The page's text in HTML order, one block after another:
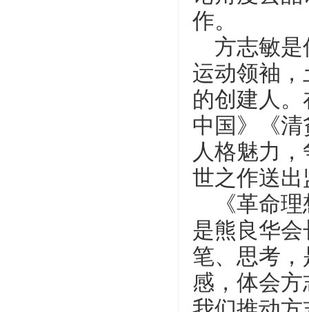
作。
方志敏
运动领袖
的创建人
中国》《
人格魅力
世之作送
《革命
是熊良华
笔、思考
感，体会